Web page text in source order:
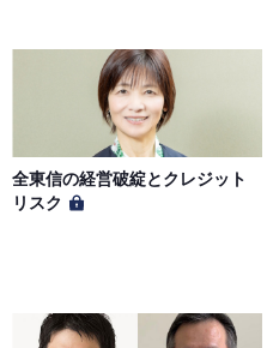
全東信の経営破綻とクレジット
リスク